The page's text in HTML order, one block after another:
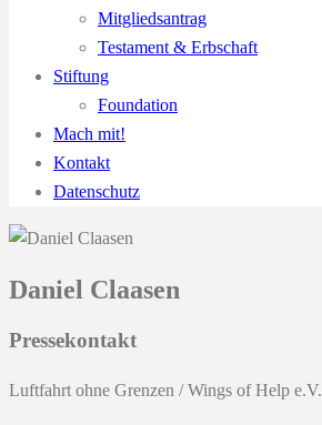
Mitgliedsantrag
Testament & Erbschaft
Stiftung
Foundation
Mach mit!
Kontakt
Datenschutz
Daniel Claasen
Pressekontakt
Luftfahrt ohne Grenzen / Wings of Help e.V.